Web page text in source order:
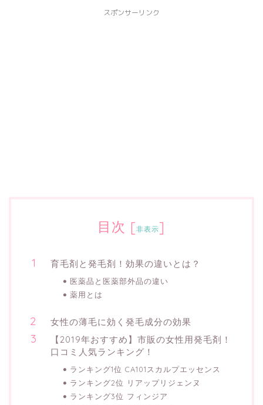
スポンサーリンク
目次 [非表示]
育毛剤と発毛剤！効果の違いとは？
医薬品と医薬部外品の違い
薬用とは
女性の薄毛に効く発毛成分の効果
【2019年おすすめ】市販の女性用発毛剤！
口コミ人気ランキング！
ランキング1位 CA101スカルプエッセンス
ランキング2位 リアップリジェンヌ
ランキング3位 フィンジア